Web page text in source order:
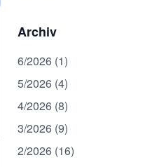
Archiv
6/2026 (1)
5/2026 (4)
4/2026 (8)
3/2026 (9)
2/2026 (16)